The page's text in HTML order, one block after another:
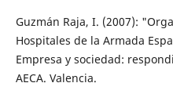
Guzmán Raja, I. (2007):
Hospitales de la Armada
Empresa y sociedad:
AECA. Valencia.